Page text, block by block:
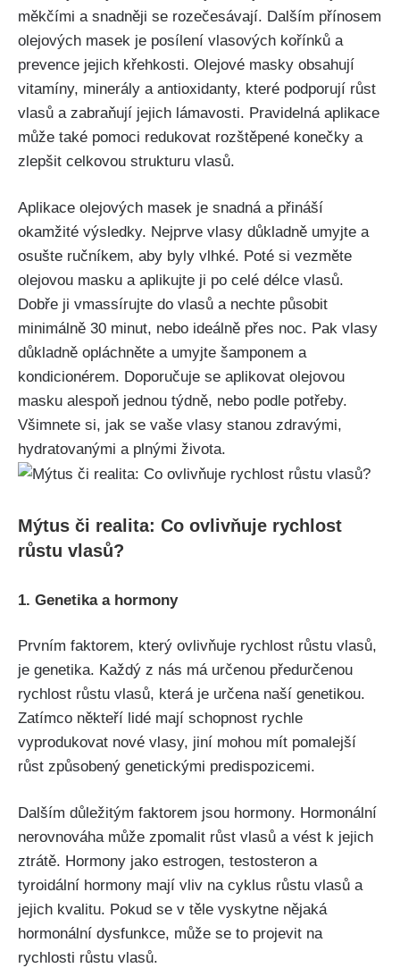
měkčími a snadněji se rozečesávají.⁣ Dalším přínosem
olejových masek je posílení​ vlasových ⁣kořínků⁣ a
prevence jejich křehkosti. Olejové masky obsahují
vitamíny, minerály a antioxidanty, které ⁤podporují růst
vlasů a zabraňují jejich lámavosti. Pravidelná aplikace
může také pomoci redukovat rozštěpené konečky a
zlepšit celkovou strukturu vlasů.
Aplikace olejových⁤ masek je ⁤snadná a přináší
okamžité výsledky. Nejprve vlasy důkladně umyjte a
‍osušte ručníkem, aby⁤ byly vlhké. Poté‍ si vezměte ​
olejovou ⁣masku a aplikujte ‍ji po celé ⁣délce vlasů.
Dobře ji vmassírujte do vlasů⁤ a nechte působit‍
minimálně ​30 minut,⁤ nebo ideálně přes noc. Pak vlasy
důkladně opláchněte a umyjte šamponem a
kondicionérem. Doporučuje se aplikovat olejovou
⁤masku alespoň ‌jednou týdně, ‌nebo‍ podle potřeby.
Všimnete si, jak se vaše vlasy stanou zdravými,
hydratovanými a plnými života.
Mýtus či realita: Co ovlivňuje rychlost
růstu vlasů?
1. Genetika a hormony
Prvním ‌faktorem, který ovlivňuje rychlost růstu vlasů,
je genetika. Každý z nás má určenou předurčenou
rychlost růstu‍ vlasů, která je určena naší genetikou.
⁣Zatímco někteří lidé mají schopnost rychle
⁢vyprodukovat nové vlasy, jiní mohou mít pomalejší
‍růst⁣ způsobený genetickými predispozicemi.
Dalším důležitým faktorem jsou hormony. Hormonální
⁢nerovnováha může zpomalit růst vlasů a vést k⁣ jejich
ztrátě. Hormony jako estrogen, ‌testosteron a
tyroidální hormony mají vliv na ‌cyklus⁤ růstu vlasů a
jejich kvalitu. Pokud se v těle vyskytne nějaká
hormonální dysfunkce, může se ⁢to projevit na
rychlosti růstu vlasů.